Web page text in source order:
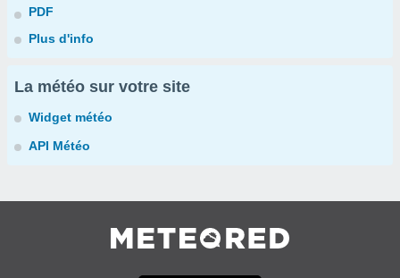
PDF
Plus d'info
La météo sur votre site
Widget météo
API Météo